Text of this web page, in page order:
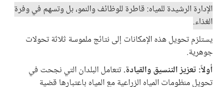
الإدارة الرشيدة للمياه: قاطرة للوظائف والنمو، بل وتسهم في وفرة
الغذاء.
يستلزم تحويل هذه الإمكانات إلى نتائج ملموسة ثلاثة تحولات
جوهرية.
أولاً: تعزيز التنسيق والقيادة.تتعامل البلدان التي نجحت في
تحويل منظومات المياه الزراعية مع المياه باعتبارها قضية